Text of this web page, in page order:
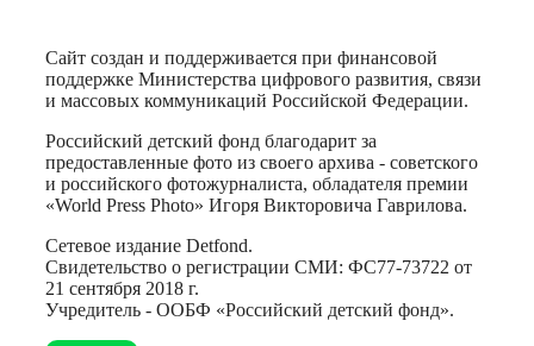
Сайт создан и поддерживается при финансовой
поддержке Министерства цифрового развития, связи
и массовых коммуникаций Российской Федерации.
Российский детский фонд благодарит за
предоставленные фото из своего архива - советского
и российского фотожурналиста, обладателя премии
«World Press Photo» Игоря Викторовича Гаврилова.
Сетевое издание Detfond.
Свидетельство о регистрации СМИ: ФС77-73722 от
21 сентября 2018 г.
Учредитель - ООБФ «Российский детский фонд».